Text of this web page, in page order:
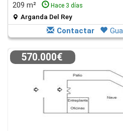
209 m²
Hace 3 días
Arganda Del Rey
Contactar
570.000€